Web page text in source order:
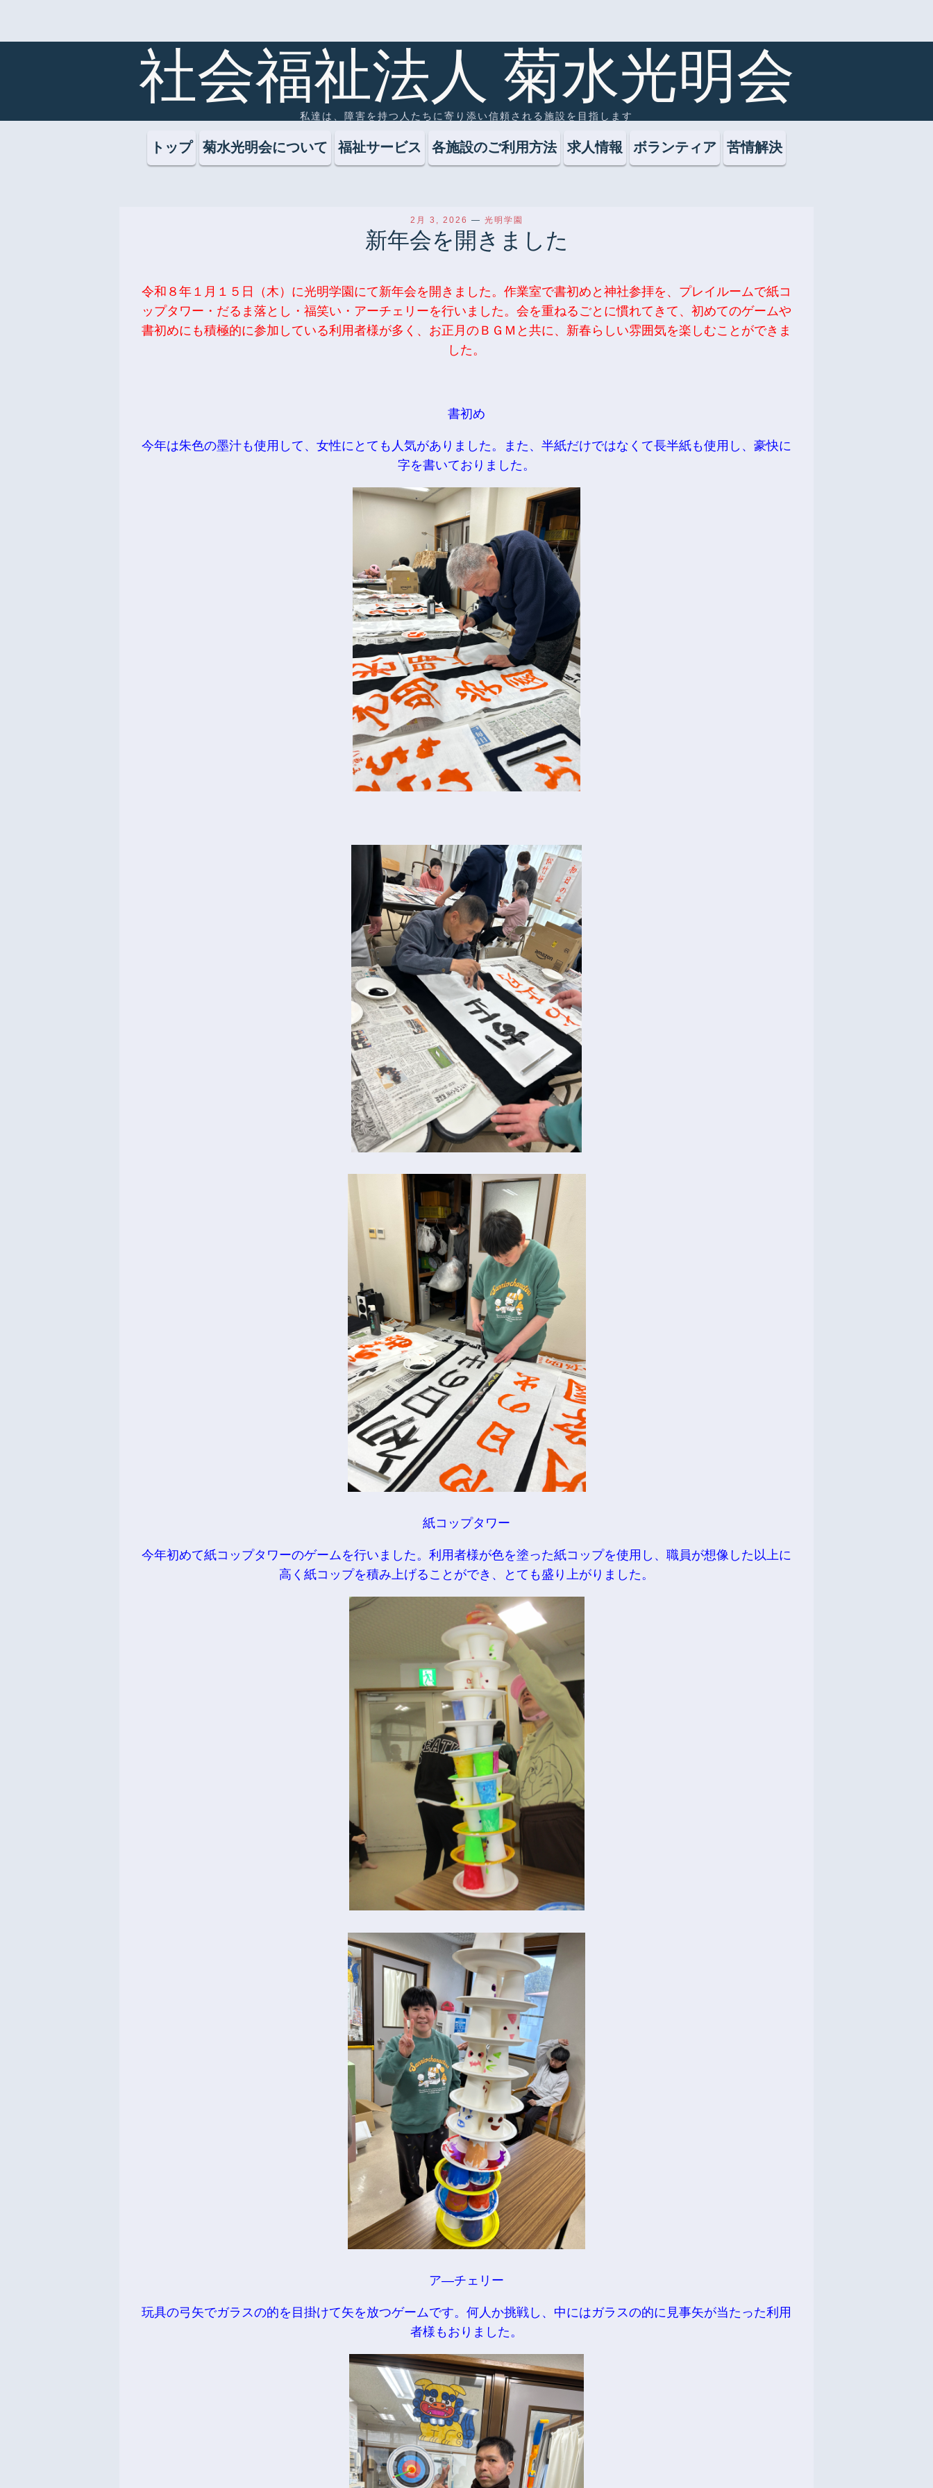
コ
テ
ン
ツ
へ
プ
社会福祉法人 菊水光明会
私達は、障害を持つ人たちに寄り添い信頼される施設を目指します
トップ 菊水光明会について 福祉サービス 各施設のご利用方法 求人情報 ボランティア 苦情解決
2月 3, 2026 — 光明学園
新年会を開きました
令和８年１月１５日（木）に光明学園にて新年会を開きました。作業室で書初めと神社参拝を、プレイルームで紙コ
ップタワー・だるま落とし・福笑い・アーチェリーを行いました。会を重ねるごとに慣れてきて、初めてのゲームや
書初めにも積極的に参加している利用者様が多く、お正月のＢＧＭと共に、新春らしい雰囲気を楽しむことができま
した。
書初め
今年は朱色の墨汁も使用して、女性にとても人気がありました。また、半紙だけではなくて長半紙も使用し、豪快に
字を書いておりました。
紙コップタワー
今年初めて紙コップタワーのゲームを行いました。利用者様が色を塗った紙コップを使用し、職員が想像した以上に
高く紙コップを積み上げることができ、とても盛り上がりました。
ア―チェリー
玩具の弓矢でガラスの的を目掛けて矢を放つゲームです。何人か挑戦し、中にはガラスの的に見事矢が当たった利用
者様もおりました。